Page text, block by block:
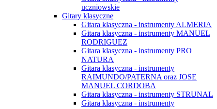
uczniowskie
Gitary klasyczne
Gitara klasyczna - instrumenty ALMERIA
Gitara klasyczna - instrumenty MANUEL
RODRIGUEZ
Gitara klasyczna - instrumenty PRO
NATURA
Gitara klasyczna - instrumenty
RAIMUNDO/PATERNA oraz JOSE
MANUEL CORDOBA
Gitara klasyczna - instrumenty STRUNAL
Gitara klasyczna - instrumenty